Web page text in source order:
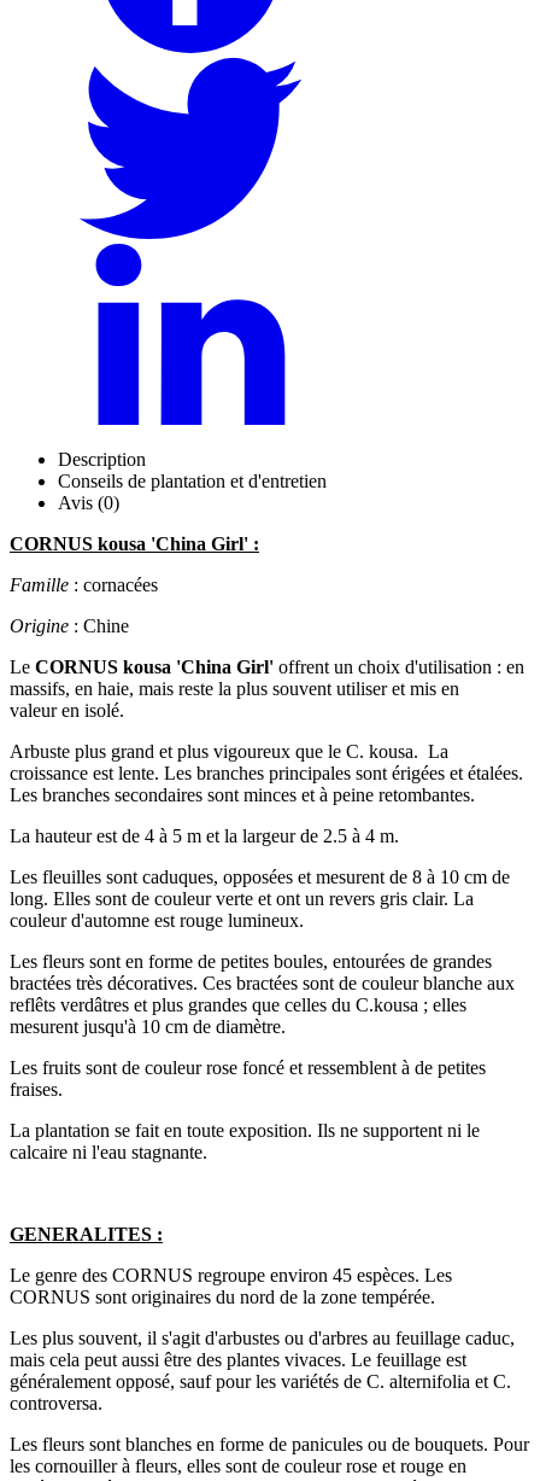
Description
Conseils de plantation et d'entretien
Avis (0)
CORNUS kousa 'China Girl' :
Famille : cornacées
Origine : Chine
Le CORNUS kousa 'China Girl' offrent un choix d'utilisation : en
massifs, en haie, mais reste la plus souvent utiliser et mis en
valeur en isolé.
Arbuste plus grand et plus vigoureux que le C. kousa. La
croissance est lente. Les branches principales sont érigées et étalées.
Les branches secondaires sont minces et à peine retombantes.
La hauteur est de 4 à 5 m et la largeur de 2.5 à 4 m.
Les fleuilles sont caduques, opposées et mesurent de 8 à 10 cm de
long. Elles sont de couleur verte et ont un revers gris clair. La
couleur d'automne est rouge lumineux.
Les fleurs sont en forme de petites boules, entourées de grandes
bractées très décoratives. Ces bractées sont de couleur blanche aux
reflêts verdâtres et plus grandes que celles du C.kousa ; elles
mesurent jusqu'à 10 cm de diamètre.
Les fruits sont de couleur rose foncé et ressemblent à de petites
fraises.
La plantation se fait en toute exposition. Ils ne supportent ni le
calcaire ni l'eau stagnante.
GENERALITES :
Le genre des CORNUS regroupe environ 45 espèces. Les
CORNUS sont originaires du nord de la zone tempérée.
Les plus souvent, il s'agit d'arbustes ou d'arbres au feuillage caduc,
mais cela peut aussi être des plantes vivaces. Le feuillage est
généralement opposé, sauf pour les variétés de C. alternifolia et C.
controversa.
Les fleurs sont blanches en forme de panicules ou de bouquets. Pour
les cornouiller à fleurs, elles sont de couleur rose et rouge en